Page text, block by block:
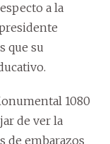
a la
que su
1080
de ver la
de embarazos